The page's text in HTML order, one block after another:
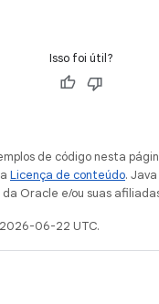
Isso foi útil?
de código nesta
Licença de conteúdo.
Oracle e/ou suas
06-22 UTC.